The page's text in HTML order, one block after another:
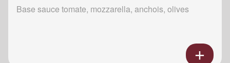
Base sauce tomate, mozzarella, anchois, olives